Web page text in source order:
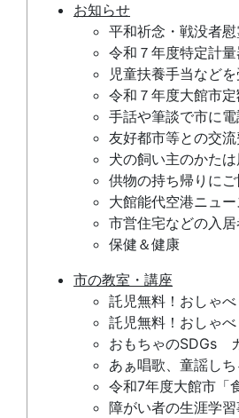
お知らせ
平和祈念・戦没者
令和７年度特定計
児童扶養手当など
令和７年度大館市
手話や筆談で市に
友好都市等との交
犬の飼い主のかた
供物の持ち帰りに
大館能代空港ニュー
市営住宅などの入
保健＆健康
市の教室・講座
託児無料！おしゃ
託児無料！おしゃ
おもちゃのSDGs
あぁ唱歌、童謡し
令和7年度大館市「
障がい者の生涯学